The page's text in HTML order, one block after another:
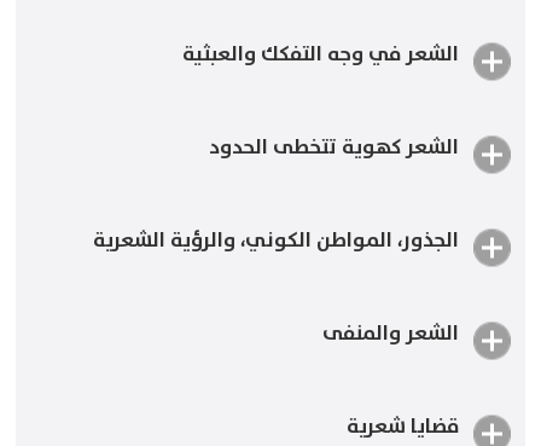
التأثيرات النفسية للحرب السورية
الشعر في وجه التفكك والعبثية
الشعر في وجه التفكك والعبثية
الشعر كهوية تتخطى الحدود
الشعر كهوية تتخطى الحدود
الجذور، المواطن الكوني، والرؤية الشعرية
الجذور، المواطن الكوني، والرؤية الشعرية
​الشعر والمنفى
الجزء ١، التعريف بالشاعر - جولان حاجي (بالعربية)
قضايا شعرية